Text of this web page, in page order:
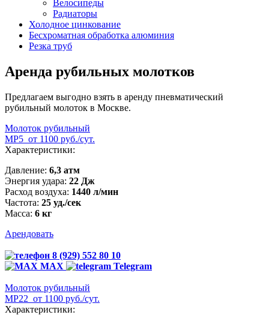
Велосипеды
Радиаторы
Холодное цинкование
Бесхроматная обработка алюминия
Резка труб
Аренда рубильных молотков
Предлагаем выгодно взять в аренду пневматический
рубильный молоток в Москве.
Молоток рубильный
МР5 от 1100 руб./сут.
Характеристики:
Давление: 6,3 атм
Энергия удара: 22 Дж
Расход воздуха: 1440 л/мин
Частота: 25 уд./сек
Масса: 6 кг
Арендовать
8 (929) 552 80 10
MAX
Telegram
Молоток рубильный
МР22 от 1100 руб./сут.
Характеристики: